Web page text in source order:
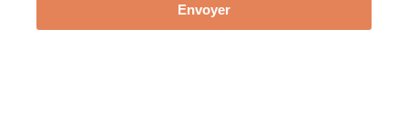
Envoyer